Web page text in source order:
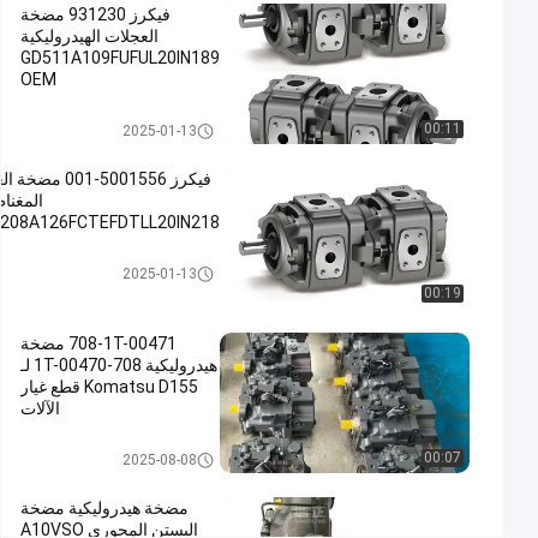
#
مضخة زيت
الهيدروليكية,مضخة
المعادن
المصبوبة,مضخة
المغناطيسية
Iron
Pump
Magnetic
Gear
Pump
00:11
فيكرز 931230 مضخة
العجلات الهيدروليكية
GD511A109FUFUL20IN189
OEM
2025-01-13
00:19
فيكرز 5001556-
2025-01-13
00:07
708-1T-00471 مضخة
هيدروليكية 708-1T-00470 لـ
Komatsu D155 قطع غيار
الآلات
مضخة مكبس هيدروليكي
2025-08-08
مضخة هيدروليكية مضخة
البستن المحوري A10VSO